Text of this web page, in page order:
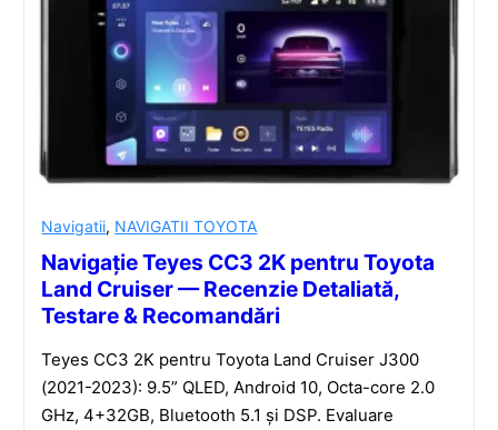
Navigatii, NAVIGATII TOYOTA
Navigație Teyes CC3 2K pentru Toyota
Land Cruiser — Recenzie Detaliată,
Testare & Recomandări
Teyes CC3 2K pentru Toyota Land Cruiser J300
(2021-2023): 9.5” QLED, Android 10, Octa-core 2.0
GHz, 4+32GB, Bluetooth 5.1 și DSP. Evaluare